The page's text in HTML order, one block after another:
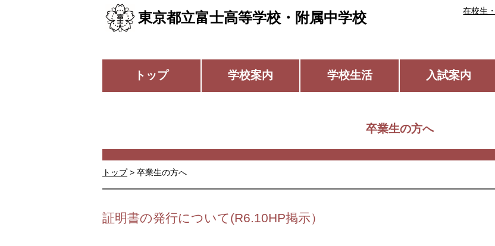
東京都立富士高等学校・附属中学校
トップ 学校案内 学校生活 入試案内
在校生
トップ> 卒業生の方へ
卒業生の方へ
証明書の発行について(R6.10HP掲示）